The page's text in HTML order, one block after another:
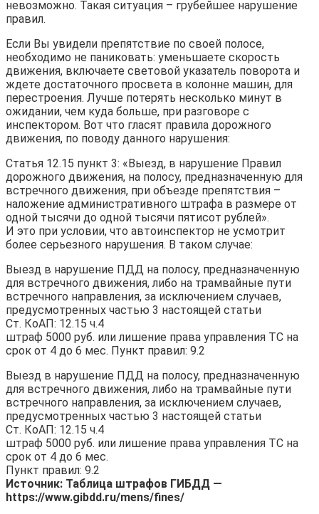
невозможно. Такая ситуация – грубейшее нарушение
правил.
Если Вы увидели препятствие по своей полосе,
необходимо не паниковать: уменьшаете скорость
движения, включаете световой указатель поворота и
ждете достаточного просвета в колонне машин, для
перестроения. Лучше потерять несколько минут в
ожидании, чем куда больше, при разговоре с
инспектором. Вот что гласят правила дорожного
движения, по поводу данного нарушения:
Статья 12.15 пункт 3: «Выезд, в нарушение Правил
дорожного движения, на полосу, предназначенную для
встречного движения, при объезде препятствия –
наложение административного штрафа в размере от
одной тысячи до одной тысячи пятисот рублей».
И это при условии, что автоинспектор не усмотрит
более серьезного нарушения. В таком случае:
Выезд в нарушение ПДД на полосу, предназначенную
для встречного движения, либо на трамвайные пути
встречного направления, за исключением случаев,
предусмотренных частью 3 настоящей статьи
Ст. КоАП: 12.15 ч.4
штраф 5000 руб. или лишение права управления ТС на
срок от 4 до 6 мес. Пункт правил: 9.2
Выезд в нарушение ПДД на полосу, предназначенную
для встречного движения, либо на трамвайные пути
встречного направления, за исключением случаев,
предусмотренных частью 3 настоящей статьи
Ст. КоАП: 12.15 ч.4
штраф 5000 руб. или лишение права управления ТС на
срок от 4 до 6 мес.
Пункт правил: 9.2
Источник: Таблица штрафов ГИБДД —
https://www.gibdd.ru/mens/fines/